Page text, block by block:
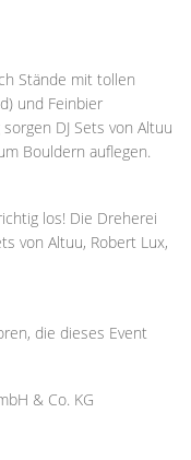
Stände mit tollen
und Feinbier
DJ Sets von Altuu
Bouldern auflegen.
los! Die Dreherei
von Altuu, Robert Lux,
die dieses Event
& Co. KG